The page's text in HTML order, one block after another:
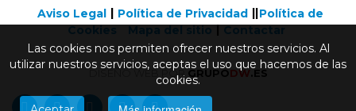
Aviso Legal Política de Privacidad
Política de
Cookies
Mapa del sitio Contactar
DISEÑO WEB POR GRUPODW.ES
Las cookies nos permiten ofrecer nuestros servicios. Al
utilizar nuestros servicios, aceptas el uso que hacemos de las
cookies.